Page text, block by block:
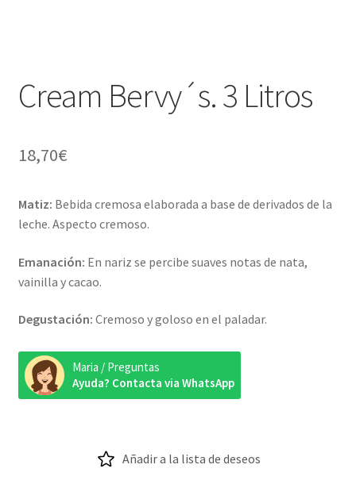
Cream Bervy´s. 3 Litros
18,70€
Matiz: Bebida cremosa elaborada a base de derivados de la
leche. Aspecto cremoso.
Emanación: En nariz se percibe suaves notas de nata,
vainilla y cacao.
Degustación: Cremoso y goloso en el paladar.
Maria / Preguntas
Ayuda? Contacta via WhatsApp
Añadir a la lista de deseos